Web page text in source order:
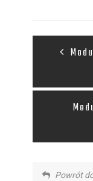
Powrót